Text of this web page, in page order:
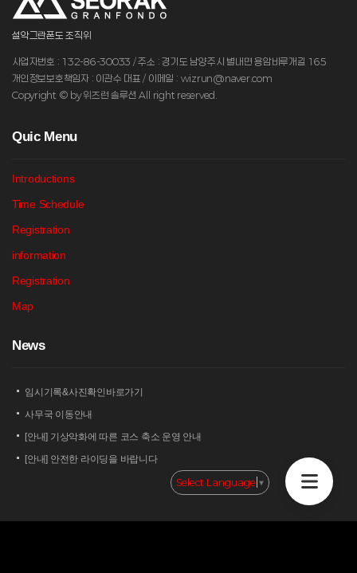
Select Language ▼
설악그란폰도 조직위
사업자번호 : 132-86-30033 / 주소 : 경기도 남양주시 별내면 용암비루개길 165
개인정보보호책임자 : 이관수 대표 / 이메일 : wizrun@naver.com
Copyright © by 위즈런 솔루션 All right reserved.
Quic Menu
Introductions
Time Schedule
Registration
information
Registration
Map
News
임시기록&사진확인바로가기
사무국 이동안내
[안내] 기상악화에 따른 코스 축소 운영 안내
[안내] 안전한 라이딩을 바랍니다
[안내] 상남 부녀회 김밥 단체주문 및 먹거리 부스 운영 안내